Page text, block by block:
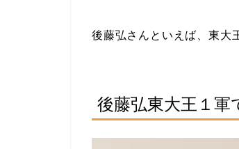
後藤弘さんといえば、東大
後藤弘東大王１軍